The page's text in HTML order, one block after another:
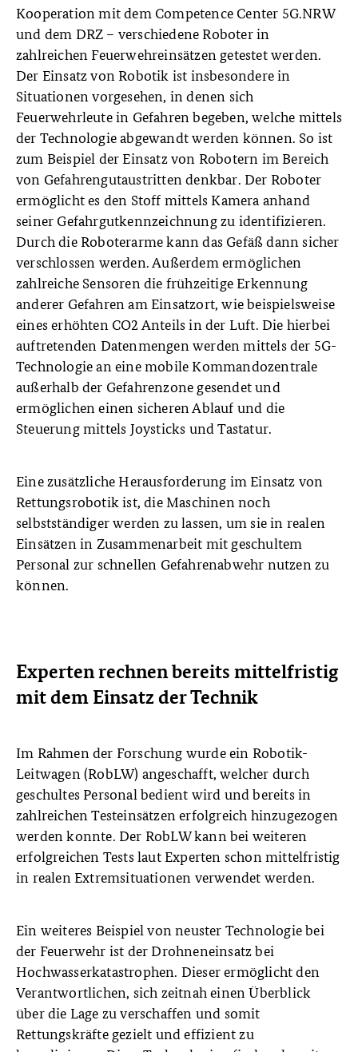
Kooperation mit dem Competence Center 5G.NRW
und dem DRZ – verschiedene Roboter in
zahlreichen Feuerwehreinsätzen getestet werden.
Der Einsatz von Robotik ist insbesondere in
Situationen vorgesehen, in denen sich
Feuerwehrleute in Gefahren begeben, welche mittels
der Technologie abgewandt werden können. So ist
zum Beispiel der Einsatz von Robotern im Bereich
von Gefahrengutaustritten denkbar. Der Roboter
ermöglicht es den Stoff mittels Kamera anhand
seiner Gefahrgutkennzeichnung zu identifizieren.
Durch die Roboterarme kann das Gefäß dann sicher
verschlossen werden. Außerdem ermöglichen
zahlreiche Sensoren die frühzeitige Erkennung
anderer Gefahren am Einsatzort, wie beispielsweise
eines erhöhten CO2 Anteils in der Luft. Die hierbei
auftretenden Datenmengen werden mittels der 5G-
Technologie an eine mobile Kommandozentrale
außerhalb der Gefahrenzone gesendet und
ermöglichen einen sicheren Ablauf und die
Steuerung mittels Joysticks und Tastatur.
Eine zusätzliche Herausforderung im Einsatz von
Rettungsrobotik ist, die Maschinen noch
selbstständiger werden zu lassen, um sie in realen
Einsätzen in Zusammenarbeit mit geschultem
Personal zur schnellen Gefahrenabwehr nutzen zu
können.
Experten rechnen bereits mittelfristig
mit dem Einsatz der Technik
Im Rahmen der Forschung wurde ein Robotik-
Leitwagen (RobLW) angeschafft, welcher durch
geschultes Personal bedient wird und bereits in
zahlreichen Testeinsätzen erfolgreich hinzugezogen
werden konnte. Der RobLW kann bei weiteren
erfolgreichen Tests laut Experten schon mittelfristig
in realen Extremsituationen verwendet werden.
Ein weiteres Beispiel von neuster Technologie bei
der Feuerwehr ist der Drohneneinsatz bei
Hochwasserkatastrophen. Dieser ermöglicht den
Verantwortlichen, sich zeitnah einen Überblick
über die Lage zu verschaffen und somit
Rettungskräfte gezielt und effizient zu